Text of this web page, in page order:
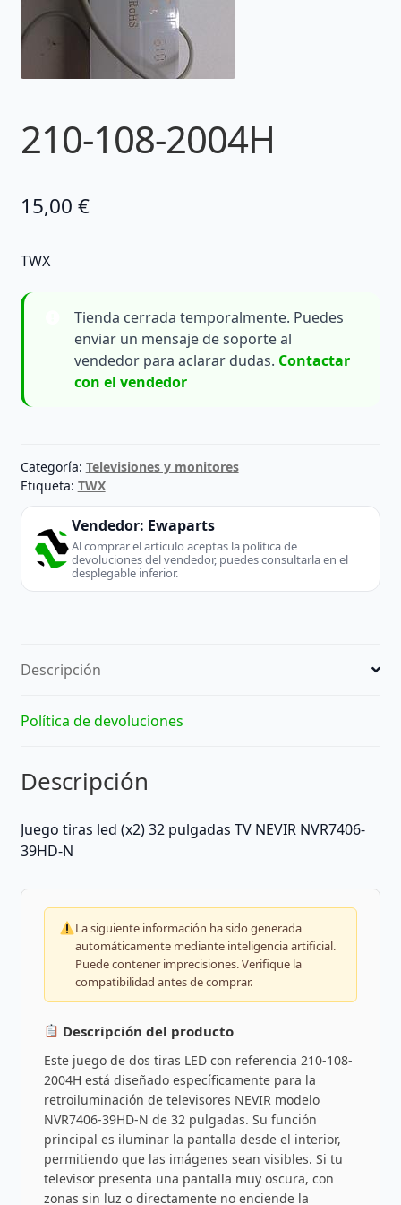
210-108-2004H
15,00 €
TWX
Tienda cerrada temporalmente. Puedes
enviar un mensaje de soporte al
vendedor para aclarar dudas. Contactar
con el vendedor
Categoría: Televisiones y monitores
Etiqueta: TWX
Vendedor: Ewaparts
Al comprar el artículo aceptas la política de
devoluciones del vendedor, puedes consultarla en el
desplegable inferior.
Descripción
Política de devoluciones
Descripción
Juego tiras led (x2) 32 pulgadas TV NEVIR NVR7406-
39HD-N
La siguiente información ha sido generada
automáticamente mediante inteligencia artificial.
Puede contener imprecisiones. Verifique la
compatibilidad antes de comprar.
Descripción del producto
Este juego de dos tiras LED con referencia 210-108-
2004H está diseñado específicamente para la
retroiluminación de televisores NEVIR modelo
NVR7406-39HD-N de 32 pulgadas. Su función
principal es iluminar la pantalla desde el interior,
permitiendo que las imágenes sean visibles. Si tu
televisor presenta una pantalla muy oscura, con
zonas sin luz o directamente no enciende la